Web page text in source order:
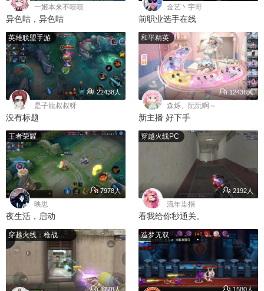
一姬本来不嘻嘻
异色咕，异色咕
金艺丶宇哥
前职业选手在线
英雄联盟手游
22438人
是子龍叔叔呀
没有标题
和平精英
12436人
森烁、阮阮啊～
新主播 好下手
王者荣耀
7978人
映崽
夜生活，启动
穿越火线PC
2192人
流年染指
看我给你秒通关。
穿越火线：枪战王者
1778人
造梦无双
1580人